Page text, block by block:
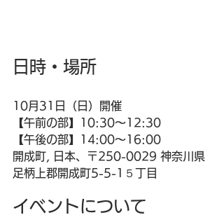
日時・場所
10月31日（日）開催
【午前の部】10:30～12:30
【午後の部】14:00～16:00
開成町, 日本、〒250-0029 神奈川県
足柄上郡開成町5-5-1５丁目
イベントについて